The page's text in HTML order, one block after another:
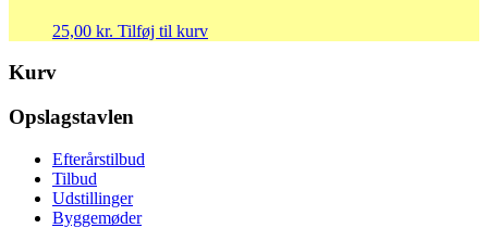
25,00 kr. Tilføj til kurv
Kurv
Opslagstavlen
Efterårstilbud
Tilbud
Udstillinger
Byggemøder